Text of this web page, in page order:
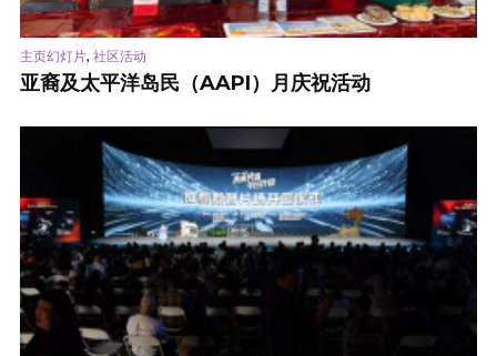
主页幻灯片, 社区活动
亚裔及太平洋岛民（AAPI）月庆祝活动